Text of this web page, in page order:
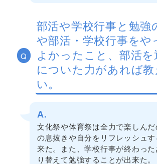
Q
部活や学校行事と勉強
や部活・学校行事をや
よかったこと、部活
についた力があれば教
い。
A.
文化祭や体育祭は全力で楽しん
の息抜きや自分をリフレッシュ
来た。また、学校行事が終わっ
り替えて勉強することが出来た。